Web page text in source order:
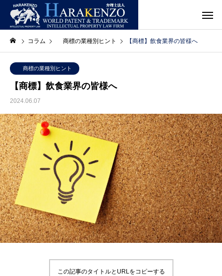
コラム 商標の業種別ヒント 【商標】飲食業界の皆様へ
商標の業種別ヒント
【商標】飲食業界の皆様へ
2024.06.07
この記事のタイトルとURLをコピーする